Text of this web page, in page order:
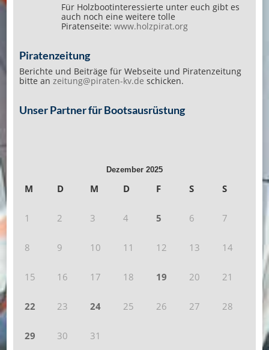
Für Holzbootinteressierte unter euch gibt es
auch noch eine weitere tolle
Piratenseite: www.holzpirat.org
Piratenzeitung
Berichte und Beiträge für Webseite und Piratenzeitung
bitte an zeitung@piraten-kv.de schicken.
Unser Partner für Bootsausrüstung
Dezember 2025
M D M D F S S
1 2 3 4 5 6 7
8 9 10 11 12 13 14
15 16 17 18 19 20 21
22 23 24 25 26 27 28
29 30
31